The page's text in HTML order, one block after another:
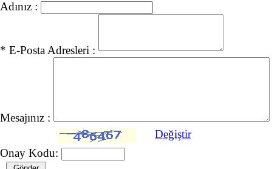
Adınız :
* E-Posta Adresleri :
Mesajınız :
Değiştir
Onay Kodu: